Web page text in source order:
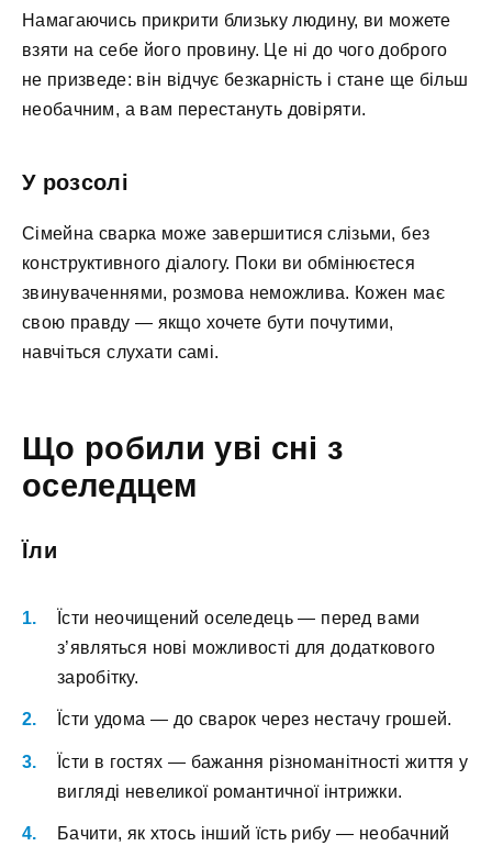
Намагаючись прикрити близьку людину, ви можете
взяти на себе його провину. Це ні до чого доброго
не призведе: він відчує безкарність і стане ще більш
необачним, а вам перестануть довіряти.
У розсолі
Сімейна сварка може завершитися слізьми, без
конструктивного діалогу. Поки ви обмінюєтеся
звинуваченнями, розмова неможлива. Кожен має
свою правду — якщо хочете бути почутими,
навчіться слухати самі.
Що робили уві сні з
оселедцем
Їли
Їсти неочищений оселедець — перед вами
з’являться нові можливості для додаткового
заробітку.
Їсти удома — до сварок через нестачу грошей.
Їсти в гостях — бажання різноманітності життя у
вигляді невеликої романтичної інтрижки.
Бачити, як хтось інший їсть рибу — необачний